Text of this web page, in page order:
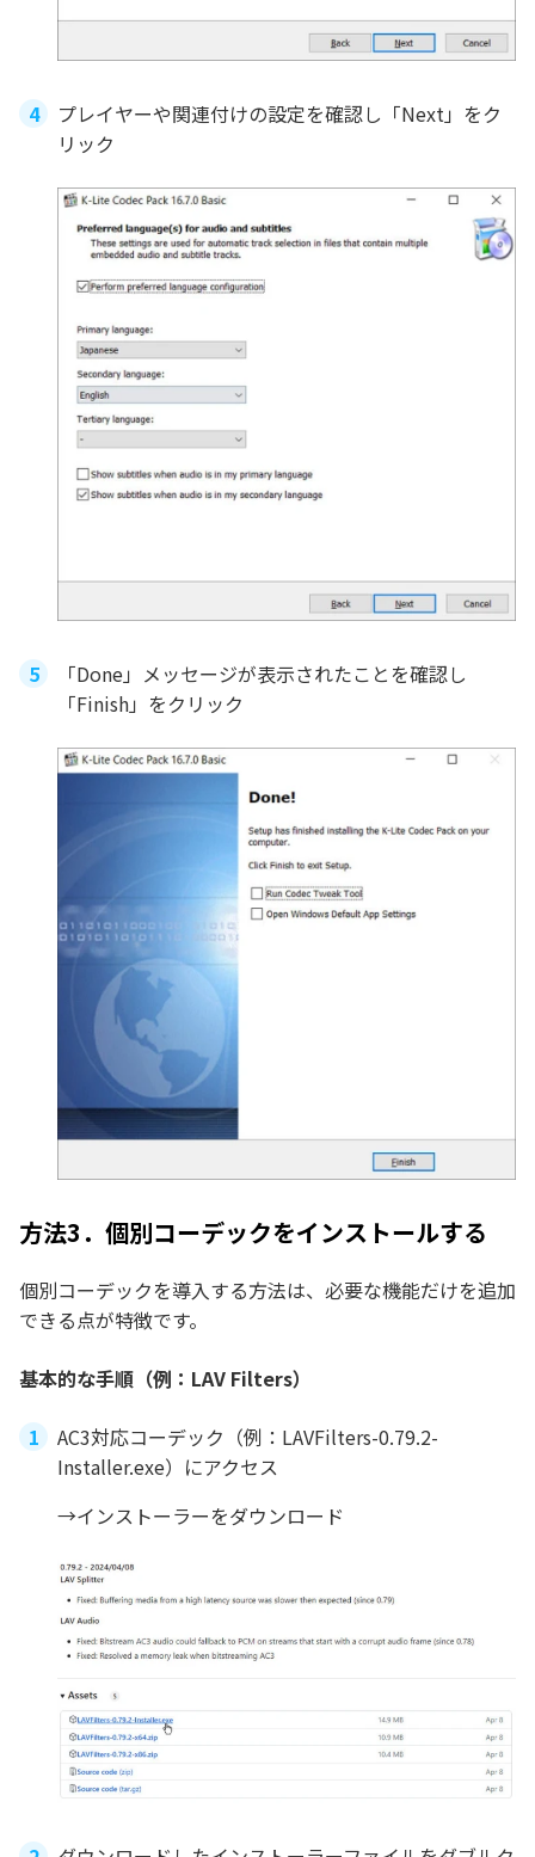
プレイヤーや関連付けの設定を確認し「Next」をク
リック
「Done」メッセージが表示されたことを確認し
「Finish」をクリック
方法3．個別コーデックをインストールする
個別コーデックを導入する方法は、必要な機能だけを追加
できる点が特徴です。
基本的な手順（例：LAV Filters）
AC3対応コーデック（例：LAVFilters-0.79.2-
Installer.exe）にアクセス
→インストーラーをダウンロード